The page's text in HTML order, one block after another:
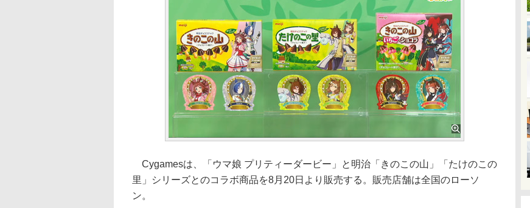
Cygamesは、「ウマ娘 プリティーダービー」と明治「きのこの山」「たけのこの
里」シリーズとのコラボ商品を8月20日より販売する。販売店舗は全国のローソ
ン。